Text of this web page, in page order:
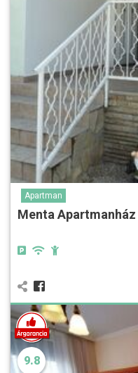
Apartman
Menta
9.8